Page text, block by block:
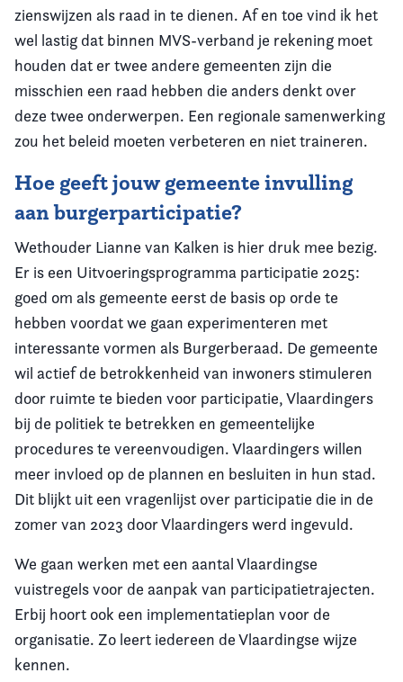
zienswijzen als raad in te dienen. Af en toe vind ik het
wel lastig dat binnen MVS-verband je rekening moet
houden dat er twee andere gemeenten zijn die
misschien een raad hebben die anders denkt over
deze twee onderwerpen. Een regionale samenwerking
zou het beleid moeten verbeteren en niet traineren.
Hoe geeft jouw gemeente invulling
aan burgerparticipatie?
Wethouder Lianne van Kalken is hier druk mee bezig.
Er is een Uitvoeringsprogramma participatie 2025:
goed om als gemeente eerst de basis op orde te
hebben voordat we gaan experimenteren met
interessante vormen als Burgerberaad. De gemeente
wil actief de betrokkenheid van inwoners stimuleren
door ruimte te bieden voor participatie, Vlaardingers
bij de politiek te betrekken en gemeentelijke
procedures te vereenvoudigen. Vlaardingers willen
meer invloed op de plannen en besluiten in hun stad.
Dit blijkt uit een vragenlijst over participatie die in de
zomer van 2023 door Vlaardingers werd ingevuld.
We gaan werken met een aantal Vlaardingse
vuistregels voor de aanpak van participatietrajecten.
Erbij hoort ook een implementatieplan voor de
organisatie. Zo leert iedereen de Vlaardingse wijze
kennen.